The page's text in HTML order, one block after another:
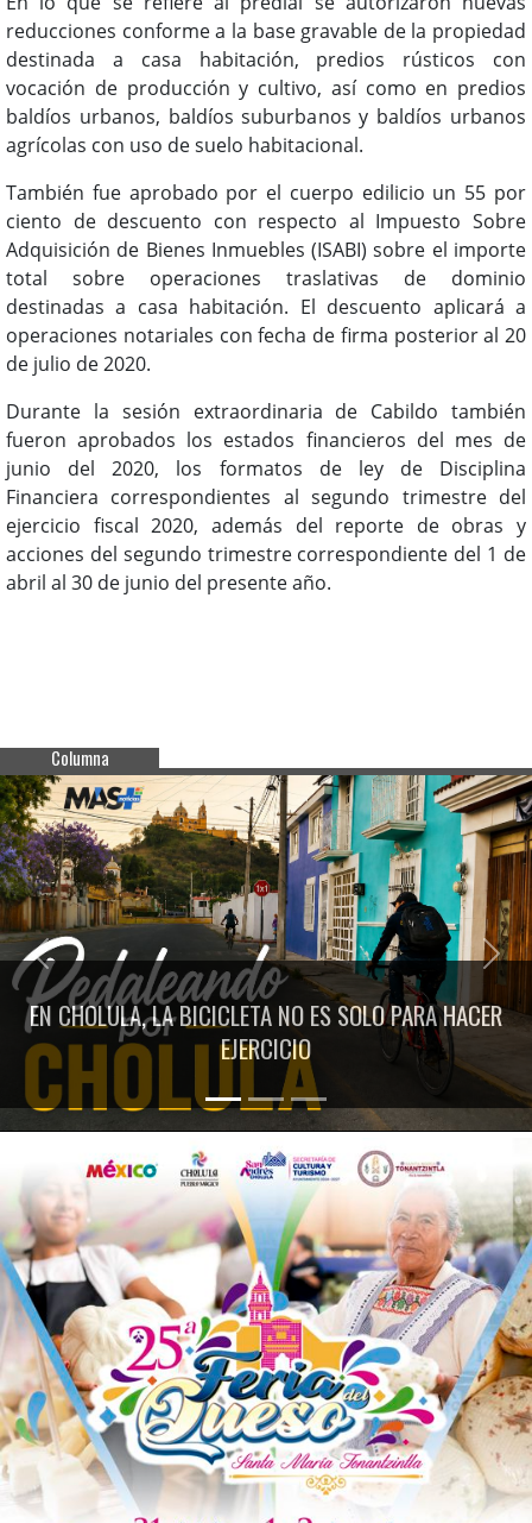
reducciones conforme a la base gravable de la propiedad
destinada a casa habitación, predios rústicos con
vocación de producción y cultivo, así como en predios
baldíos urbanos, baldíos suburbanos y baldíos urbanos
agrícolas con uso de suelo habitacional.
También fue aprobado por el cuerpo edilicio un 55 por
ciento de descuento con respecto al Impuesto Sobre
Adquisición de Bienes Inmuebles (ISABI) sobre el importe
total sobre operaciones traslativas de dominio
destinadas a casa habitación. El descuento aplicará a
operaciones notariales con fecha de firma posterior al 20
de julio de 2020.
Durante la sesión extraordinaria de Cabildo también
fueron aprobados los estados financieros del mes de
junio del 2020, los formatos de ley de Disciplina
Financiera correspondientes al segundo trimestre del
ejercicio fiscal 2020, además del reporte de obras y
acciones del segundo trimestre correspondiente del 1 de
abril al 30 de junio del presente año.
Columna
EN CHOLULA, LA BICICLETA NO ES SOLO PARA HACER
EJERCICIO
Previous Next